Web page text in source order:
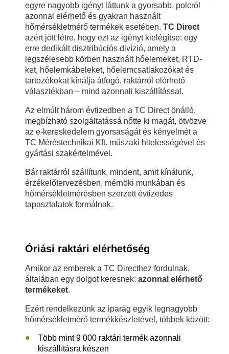
egyre nagyobb igényt láttunk a gyorsabb, polcról
azonnal elérhető és gyakran használt
hőmérsékletmérő termékek esetében. TC Direct
azért jött létre, hogy ezt az igényt kielégítse: egy
erre dedikált disztribúciós divízió, amely a
legszélesebb körben használt hőelemeket, RTD-
ket, hőelemkábeleket, hőelemcsatlakozókat és
tartozékokat kínálja átfogó, raktárról elérhető
választékban – mind azonnali kiszállítással.
Az elmúlt három évtizedben a TC Direct önálló,
megbízható szolgáltatássá nőtte ki magát, ötvözve
az e-kereskedelem gyorsaságát és kényelmét a
TC Méréstechnikai Kft. műszaki hitelességével és
gyártási szakértelmével.
Bár raktárról szállítunk, mindent, amit kínálunk,
érzékelőtervezésben, mérnöki munkában és
hőmérsékletmérésben szerzett évtizedes
tapasztalatok formálnak.
Óriási raktári elérhetőség
Amikor az emberek a TC Directhez fordulnak,
általában egy dolgot keresnek: azonnal elérhető
termékeket.
Ezért rendelkezünk az iparág egyik legnagyobb
hőmérsékletmérő termékkészletével, többek között:
Több mint 9 000 raktári termék azonnali
kiszállításra készen